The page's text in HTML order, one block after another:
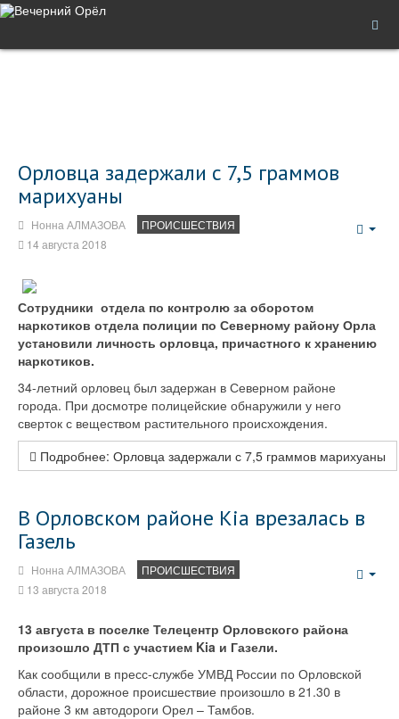
Орловца задержали с 7,5 граммов
марихуаны
Нонна АЛМАЗОВА
ПРОИСШЕСТВИЯ
14 августа 2018
Сотрудники отдела по контролю за оборотом
наркотиков отдела полиции по Северному району Орла
установили личность орловца, причастного к хранению
наркотиков.
34-летний орловец был задержан в Северном районе
города. При досмотре полицейские обнаружили у него
сверток с веществом растительного происхождения.
Подробнее: Орловца задержали с 7,5 граммов марихуаны
В Орловском районе Kia врезалась в
Газель
Нонна АЛМАЗОВА
ПРОИСШЕСТВИЯ
13 августа 2018
13 августа в поселке Телецентр Орловского района
произошло ДТП с участием Kia и Газели.
Как сообщили в пресс-службе УМВД России по Орловской
области, дорожное происшествие произошло в 21.30 в
районе 3 км автодороги Орел – Тамбов.